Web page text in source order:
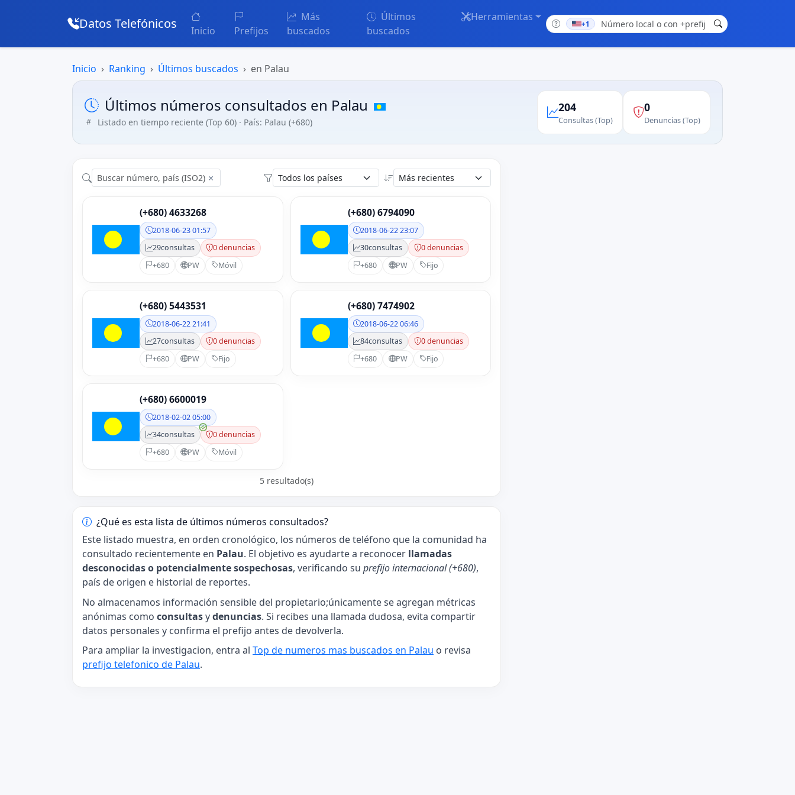
Datos Telefónicos Inicio Prefijos
Más
buscados
Últimos
buscados
Herramientas
+1
Inicio Ranking Últimos buscados en Palau
Últimos números consultados en Palau
Listado en tiempo reciente (Top 60) · País: Palau (+680)
204
Consultas (Top)
0
Denuncias (Top)
×
(+680) 4633268
2018-06-23 01:57
29consultas
0 denuncias
+680
PW Móvil
(+680) 6794090
2018-06-22 23:07
30consultas
0 denuncias
+680
PW Fijo
(+680) 5443531
2018-06-22 21:41
27consultas
0 denuncias
+680
PW Fijo
(+680) 7474902
2018-06-22 06:46
84consultas
0 denuncias
+680
PW Fijo
(+680) 6600019
2018-02-02 05:00
34consultas
0 denuncias
+680
PW Móvil
5 resultado(s)
¿Qué es esta lista de últimos números consultados?
Este listado muestra, en orden cronológico, los números de teléfono que la comunidad ha
consultado recientemente en Palau. El objetivo es ayudarte a reconocer llamadas
desconocidas o potencialmente sospechosas, verificando su prefijo internacional (+680),
país de origen e historial de reportes.
No almacenamos información sensible del propietario;únicamente se agregan métricas
anónimas como consultasydenuncias. Si recibes una llamada dudosa, evita compartir
datos personales y confirma el prefijo antes de devolverla.
Para ampliar la investigacion, entra al Top de numeros mas buscados en Palau o revisa
prefijo telefonico de Palau.